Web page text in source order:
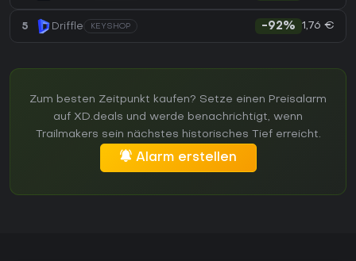
5 Driffle KEYSHOP -92% 1,76 €
Zum besten Zeitpunkt kaufen? Setze einen Preisalarm
auf XD.deals und werde benachrichtigt, wenn
Trailmakers sein nächstes historisches Tief erreicht.
Alarm erstellen